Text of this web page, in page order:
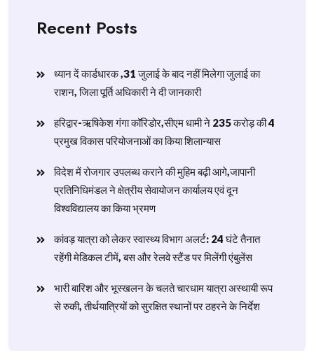
Recent Posts
ध्यान दें कार्डधारक ,31 जुलाई के बाद नहीं मिलेगा जुलाई का
राशन, जिला पूर्ति अधिकारी ने दी जानकारी
हरिद्वार-ऋषिकेश गंगा कॉरिडोर,सीएम धामी ने 235 करोड़ की 4
प्रमुख विकास परियोजनाओं का किया शिलान्यास
विदेश में रोजगार उपलब्ध कराने की मुहिम बढ़ी आगे,जापानी
प्रतिनिधिमंडल ने क्षेत्रीय सेवायोजन कार्यालय एवं दून
विश्वविद्यालय का किया भ्रमण
​कांवड़ यात्रा को लेकर स्वास्थ्य विभाग अलर्ट: 24 घंटे तैनात
रहेंगी मेडिकल टीमें, बस और रेलवे स्टैंड पर मिलेंगी एंबुलेंस
​भारी बारिश और भूस्खलन के चलते चारधाम यात्रा अस्थायी रूप
से रुकी, तीर्थयात्रियों को सुरक्षित स्थानों पर ठहरने के निर्देश